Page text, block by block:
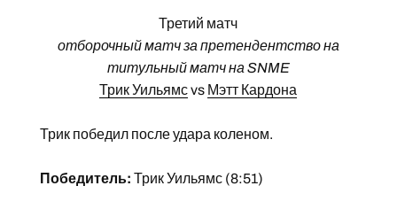
Третий матч
отборочный матч за претендентство на
титульный матч на SNME
Трик Уильямсvs Мэтт Кардона
Трик победил после удара коленом.
Победитель: Трик Уильямс (8:51)